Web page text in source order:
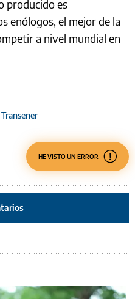
producido es
enólogos, el mejor de la
a nivel mundial en
Transener
HE VISTO UN ERROR